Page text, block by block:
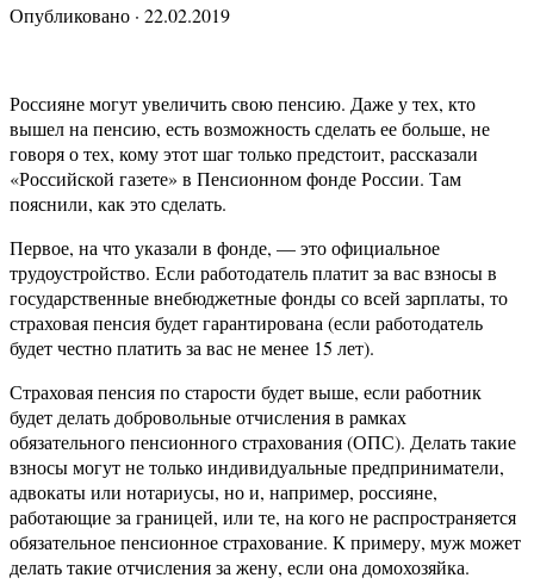
Опубликовано · 22.02.2019
Россияне могут увеличить свою пенсию. Даже у тех, кто
вышел на пенсию, есть возможность сделать ее больше, не
говоря о тех, кому этот шаг только предстоит, рассказали
«Российской газете» в Пенсионном фонде России. Там
пояснили, как это сделать.
Первое, на что указали в фонде, — это официальное
трудоустройство. Если работодатель платит за вас взносы в
государственные внебюджетные фонды со всей зарплаты, то
страховая пенсия будет гарантирована (если работодатель
будет честно платить за вас не менее 15 лет).
Страховая пенсия по старости будет выше, если работник
будет делать добровольные отчисления в рамках
обязательного пенсионного страхования (ОПС). Делать такие
взносы могут не только индивидуальные предприниматели,
адвокаты или нотариусы, но и, например, россияне,
работающие за границей, или те, на кого не распространяется
обязательное пенсионное страхование. К примеру, муж может
делать такие отчисления за жену, если она домохозяйка.